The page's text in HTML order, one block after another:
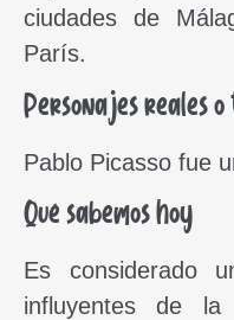
ciudades de
París.
Personajes reales
Pablo Picasso fue
Qué sabemos hoy
Es considerado
influyentes de